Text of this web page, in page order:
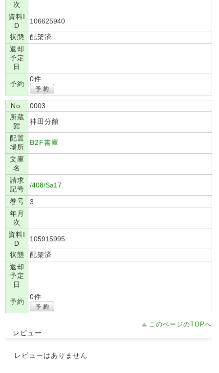
次
資料I
D
106625940
状態
配架済
返却
予定
日
予約
0件
No.
0003
所蔵
館
神田分館
配置
場所
B2F書庫
文庫
名
請求
記号
/408/Sa17
巻号
3
年月
次
資料I
D
105915995
状態
配架済
返却
予定
日
予約
0件
このページのTOPへ
レビュー
レビューはありません